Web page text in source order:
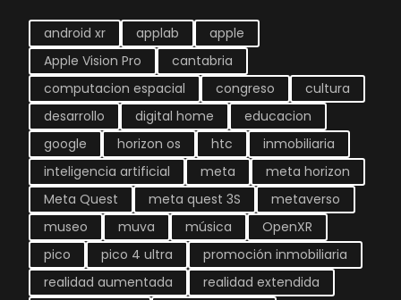
android xr applab
apple
Apple Vision Pro
cantabria
computacion espacial
congreso
cultura
desarrollo
digital home
educacion
google
horizon os htc
inmobiliaria
inteligencia artificial
meta
meta horizon
Meta Quest
meta quest 3S
metaverso
museo
muva música
OpenXR
pico
pico 4 ultra
promoción inmobiliaria
realidad aumentada
realidad extendida